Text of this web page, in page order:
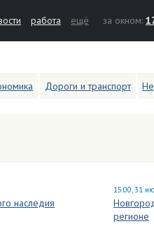
работа ещё за окном:
Дороги и транспорт
наследия
15:00, 31
регионе